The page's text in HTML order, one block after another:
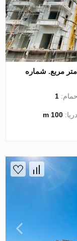
آپارتمان در Mahmutlar ، ترکیه 1 خوابه ، 57 متر مربع. شماره
حمام:1
100 m